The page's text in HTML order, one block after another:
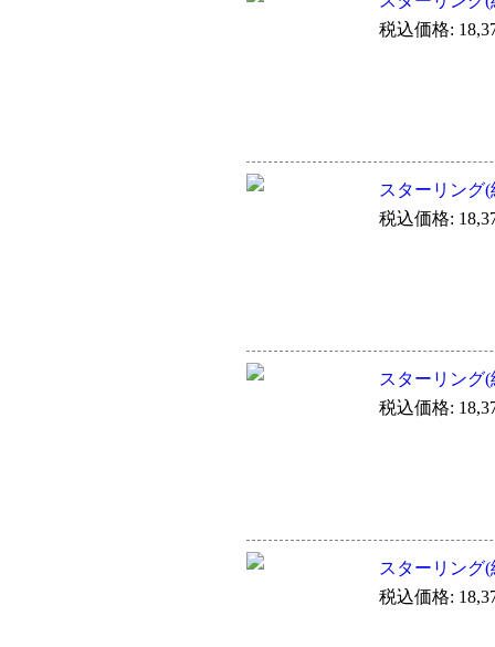
税込価格:
スターリング
税込価格:
スターリング
税込価格:
スターリング
税込価格: